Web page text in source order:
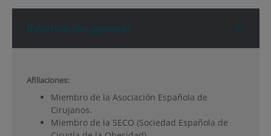
Información general
Afiliaciones:
Miembro de la Asociación Española de
Cirujanos.
Miembro de la SECO (Sociedad Española de